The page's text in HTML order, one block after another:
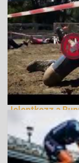
Jelentkezz a
245335 Nézetek